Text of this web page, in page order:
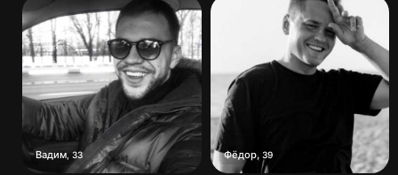
Вадим 33 Фёдор, 39